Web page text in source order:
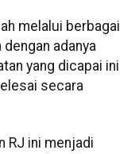
melalui berbagai
adanya
yang dicapai ini
secara
RJ ini menjadi